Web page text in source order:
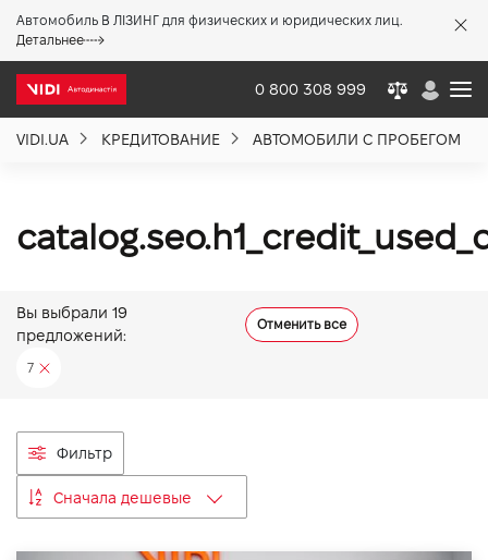
Автомобиль В ЛІЗИНГ для физических и юридических лиц.
Детальнее
0 800 308 999
VIDI.UA КРЕДИТОВАНИЕ АВТОМОБИЛИ С ПРОБЕГОМ
Вы выбрали 19
предложений:
Отменить все
7
Фильтр
Сначала дешевые
Акции %
Вакансии
VIDI Карьера